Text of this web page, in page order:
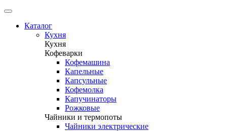
Каталог
Кухня
Кухня
Кофеварки
Кофемашина
Капельные
Капсульные
Кофемолка
Капучинаторы
Рожковые
Чайники и термопоты
Чайники электрические